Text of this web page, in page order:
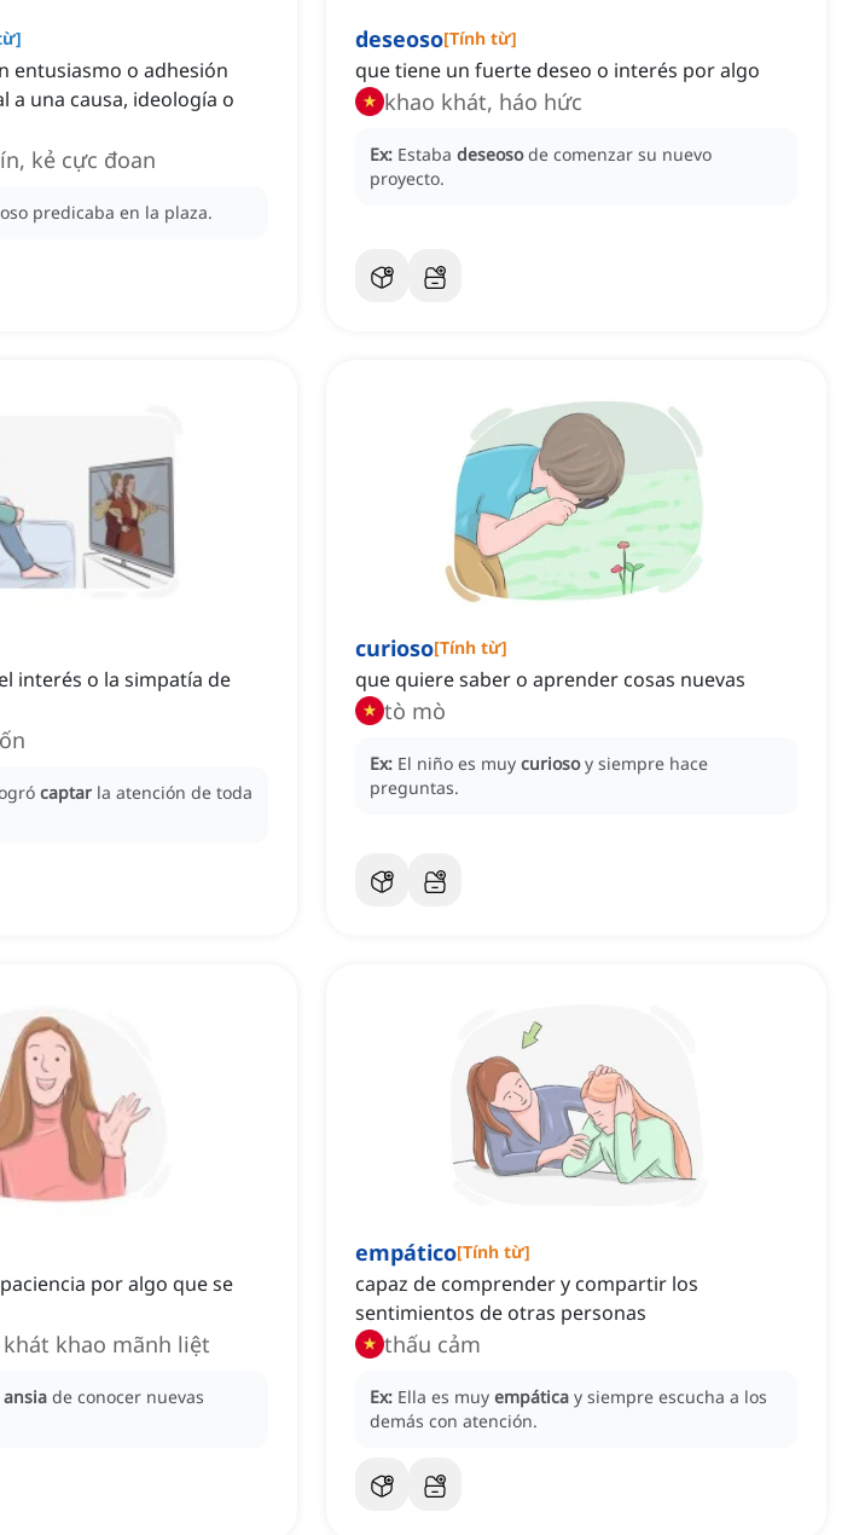
]
entusiasmo o adhesión
a una causa, ideología o
kẻ cực đoan
predicaba en la plaza.
deseoso[Tính từ]
que tiene un fuerte deseo o interés por algo
khao khát, háo hức
Ex: Estaba deseoso de comenzar su nuevo
proyecto.
interés o la simpatía de
captar la atención de toda
curioso[Tính từ]
que quiere saber o aprender cosas nuevas
tò mò
Ex: El niño es muy curioso y siempre hace
preguntas.
por algo que se
khao mãnh liệt
ansia de conocer nuevas
empático[Tính từ]
capaz de comprender y compartir los
sentimientos de otras personas
thấu cảm
Ex: Ella es muy empática y siempre escucha a los
demás con atención.